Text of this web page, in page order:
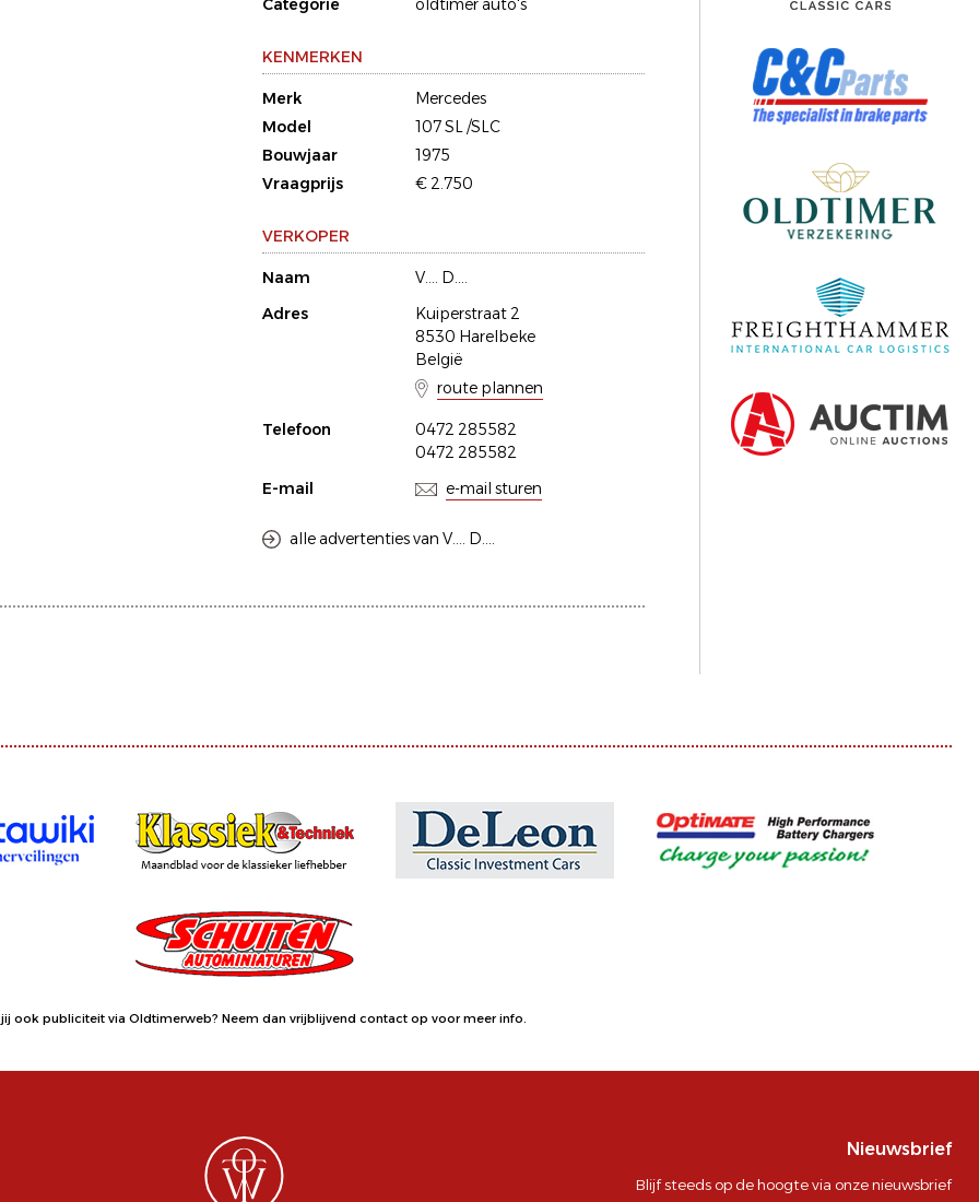
Categorie
oldtimer auto's
KENMERKEN
Merk
Mercedes
Model
107 SL /SLC
Bouwjaar
1975
Vraagprijs
€ 2.750
VERKOPER
Naam
V.... D....
Adres
Kuiperstraat 2
8530 Harelbeke
België
route plannen
Telefoon
0472 285582
0472 285582
E-mail
e-mail sturen
alle advertenties van V.... D....
jij ook publiciteit via Oldtimerweb? Neem dan vrijblijvend contact op voor meer info.
Nieuwsbrief
Blijf steeds op de hoogte via onze nieuwsbrief